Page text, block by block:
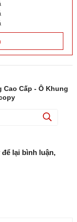
Cao Cấp - Ô Khung
lại bình luận,